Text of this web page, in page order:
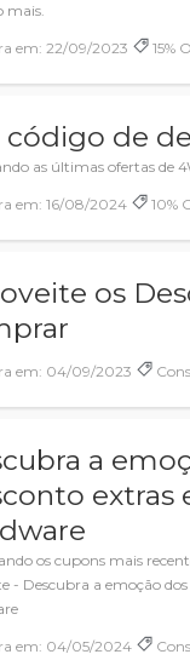
mais.
em: 22/09/2023 15%
código de
as últimas ofertas de
em: 16/08/2024 10%
os
em: 04/09/2023
a
extras
os cupons mais
- Descubra a emoção
em: 04/05/2024